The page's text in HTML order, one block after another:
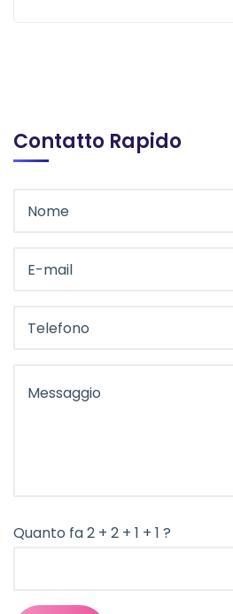
Contatto Rapido
Quanto fa 2 + 2 + 1 + 1 ?